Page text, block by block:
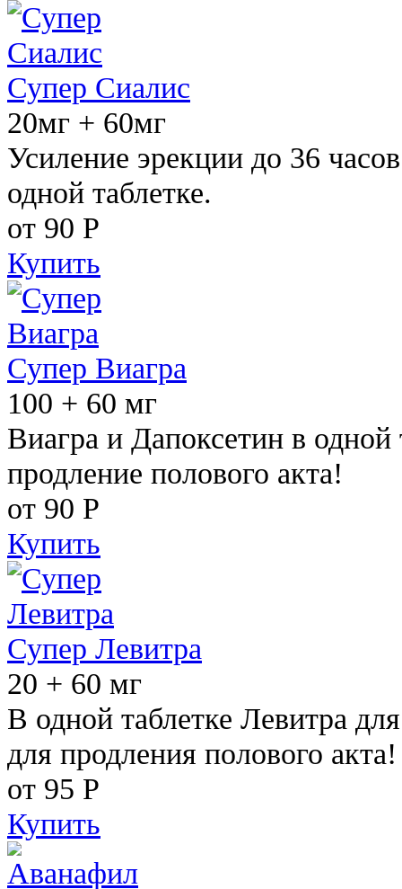
Супер Сиалис
20мг + 60мг
Усиление эрекции до 36
одной таблетке.
от 90 Р
Купить
Супер Виагра
100 + 60 мг
Виагра и Дапоксетин в одной
продление полового акта!
от 90 Р
Купить
Супер Левитра
20 + 60 мг
В одной таблетке Левитра
для продления полового акта!
от 95 Р
Купить